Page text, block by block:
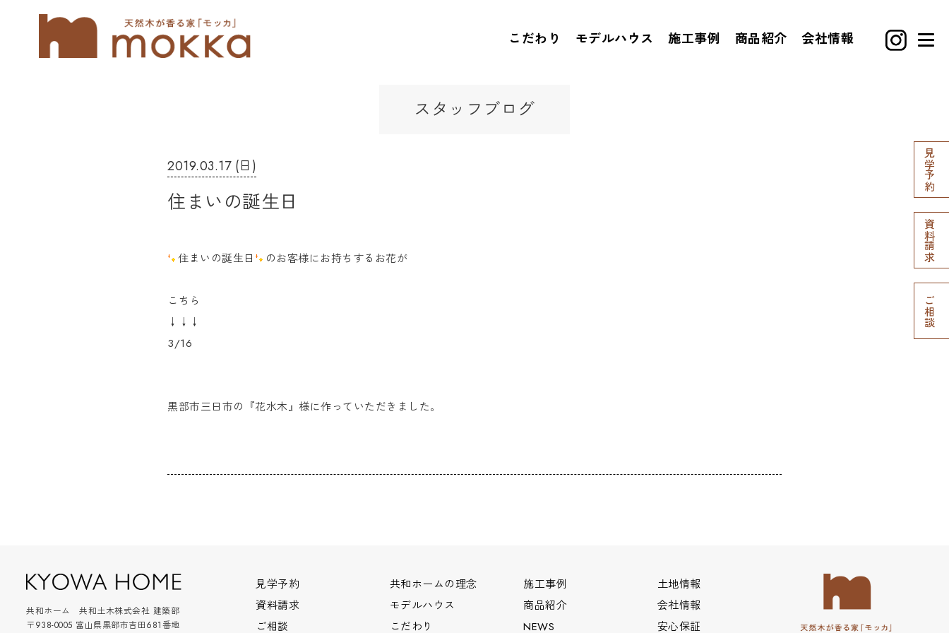
こだわり モデルハウス 施工事例 商品紹介 会社情報
見学予約
資料請求
ご相談
スタッフブログ
2019.03.17 (日)
住まいの誕生日
住まいの誕生日 のお客様にお持ちするお花が
こちら
↓↓↓
3/16
黒部市三日市の『花水木』様に作っていただきました。
共和ホーム 共和土木株式会社 建築部
〒938-0005 富山県黒部市吉田681番地
見学予約
資料請求
ご相談
共和ホームの理念
モデルハウス
こだわり
施工事例
商品紹介
NEWS
土地情報
会社情報
安心保証